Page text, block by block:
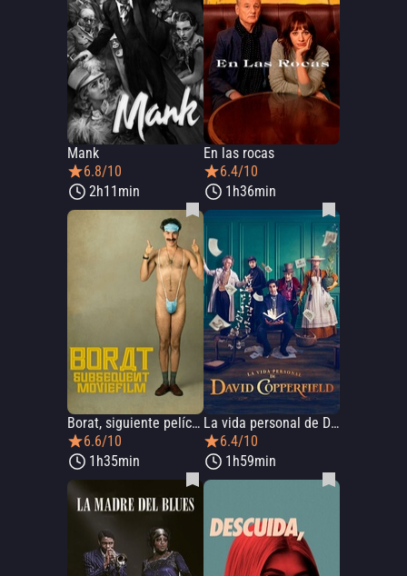
Mank
6.8/10
2h11min
En las rocas
6.4/10
1h36min
Borat, siguiente película documental
6.6/10
1h35min
La vida personal de David Copperfield
6.4/10
1h59min